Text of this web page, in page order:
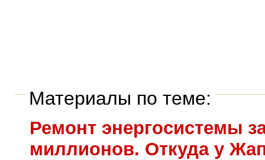
Материалы по теме:
Ремонт энергосистемы
миллионов. Откуда у